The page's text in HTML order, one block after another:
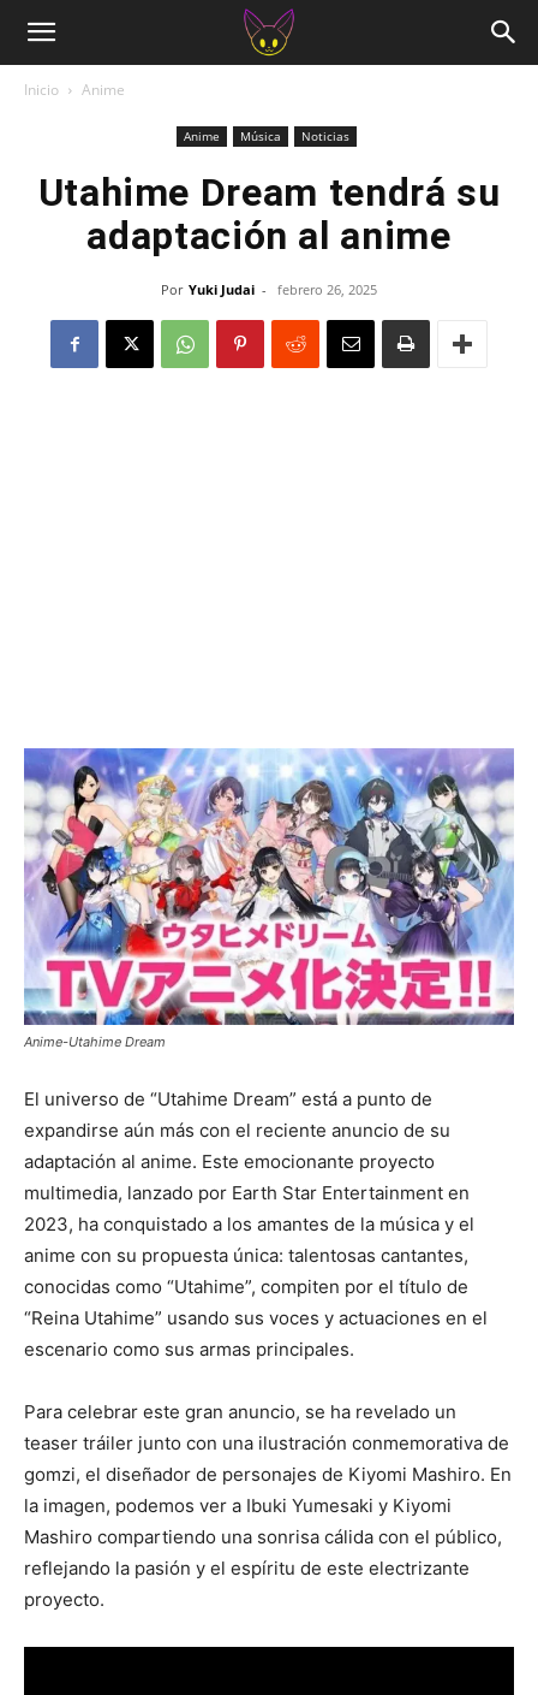
Inicio Anime
Anime Música Noticias
Utahime Dream tendrá su
adaptación al anime
Por Yuki Judai - febrero 26, 2025
Anime-Utahime Dream
El universo de “Utahime Dream” está a punto de
expandirse aún más con el reciente anuncio de su
adaptación al anime. Este emocionante proyecto
multimedia, lanzado por Earth Star Entertainment en
2023, ha conquistado a los amantes de la música y el
anime con su propuesta única: talentosas cantantes,
conocidas como “Utahime”, compiten por el título de
“Reina Utahime” usando sus voces y actuaciones en el
escenario como sus armas principales.
Para celebrar este gran anuncio, se ha revelado un
teaser tráiler junto con una ilustración conmemorativa de
gomzi, el diseñador de personajes de Kiyomi Mashiro. En
la imagen, podemos ver a Ibuki Yumesaki y Kiyomi
Mashiro compartiendo una sonrisa cálida con el público,
reflejando la pasión y el espíritu de este electrizante
proyecto.